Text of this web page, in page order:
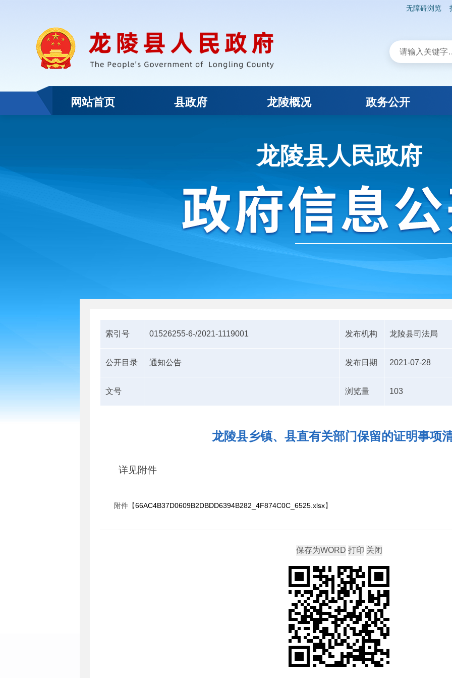
无障碍浏览
网站首页 县政府 龙陵概况 政务公开
龙陵县人民政府
索引号 01526255-6-/2021-1119001 发布机构 龙陵县司法局
公开目录 通知公告 发布日期 2021-07-28
文号 浏览量 103
龙陵县乡镇、县直有关部门保留的证明事项
详见附件
附件【66AC4B37D0609B2DBDD6394B282_4F874C0C_6525.xlsx】